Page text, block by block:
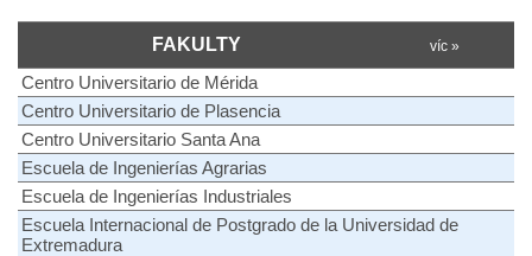
FAKULTY víc »
Centro Universitario de Mérida
Centro Universitario de Plasencia
Centro Universitario Santa Ana
Escuela de Ingenierías Agrarias
Escuela de Ingenierías Industriales
Escuela Internacional de Postgrado de la Universidad de
Extremadura